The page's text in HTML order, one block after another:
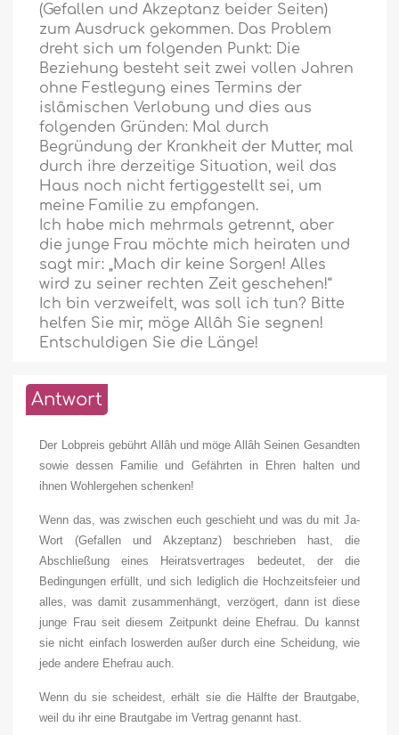
(Gefallen und Akzeptanz beider Seiten)
zum Ausdruck gekommen. Das Problem
dreht sich um folgenden Punkt: Die
Beziehung besteht seit zwei vollen Jahren
ohne Festlegung eines Termins der
islâmischen Verlobung und dies aus
folgenden Gründen: Mal durch
Begründung der Krankheit der Mutter, mal
durch ihre derzeitige Situation, weil das
Haus noch nicht fertiggestellt sei, um
meine Familie zu empfangen.
Ich habe mich mehrmals getrennt, aber
die junge Frau möchte mich heiraten und
sagt mir: „Mach dir keine Sorgen! Alles
wird zu seiner rechten Zeit geschehen!“
Ich bin verzweifelt, was soll ich tun? Bitte
helfen Sie mir, möge Allâh Sie segnen!
Entschuldigen Sie die Länge!
Antwort
Der Lobpreis gebührt Allâh und möge Allâh Seinen Gesandten
sowie dessen Familie und Gefährten in Ehren halten und
ihnen Wohlergehen schenken!
Wenn das, was zwischen euch geschieht und was du mit Ja-
Wort (Gefallen und Akzeptanz) beschrieben hast, die
Abschließung eines Heiratsvertrages bedeutet, der die
Bedingungen erfüllt, und sich lediglich die Hochzeitsfeier und
alles, was damit zusammenhängt, verzögert, dann ist diese
junge Frau seit diesem Zeitpunkt deine Ehefrau. Du kannst
sie nicht einfach loswerden außer durch eine Scheidung, wie
jede andere Ehefrau auch.
Wenn du sie scheidest, erhält sie die Hälfte der Brautgabe,
weil du ihr eine Brautgabe im Vertrag genannt hast.